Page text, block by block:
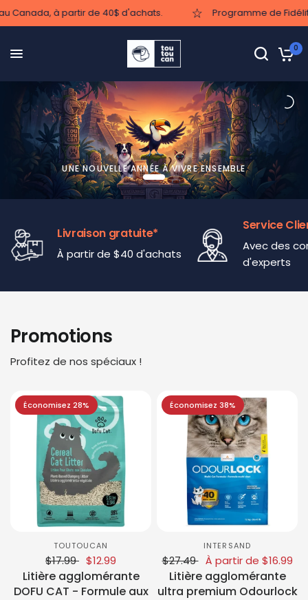
à partir de 40$ d'achats. Programme de Fidélité
0
UNE NOUVELLE ANNÉE À VIVRE ENSEMBLE
Livraison gratuite*
À partir de $40 d'achats
Service
Avec des
d'experts
Promotions
Profitez de nos spéciaux !
Économisez 28%
TOUTOUCAN
$17.99 $12.99
Litière agglomérante
DOFU CAT - Formule aux
Économisez 38%
INTERSAND
$27.49 À partir de $16.99
Litière agglomérante
ultra premium Odourlock